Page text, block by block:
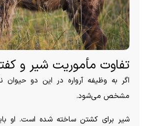
تفاوت مأموریت شیر و
اگر به وظیفه آرواره در این دو حیوان
مشخص می‌شود.
شیر برای کشتن ساخته شده است. او